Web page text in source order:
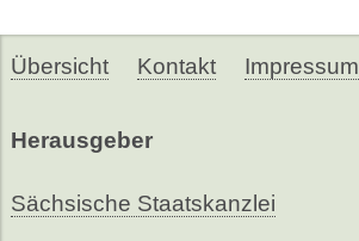
Übersicht Kontakt Impressum
Herausgeber
Sächsische Staatskanzlei